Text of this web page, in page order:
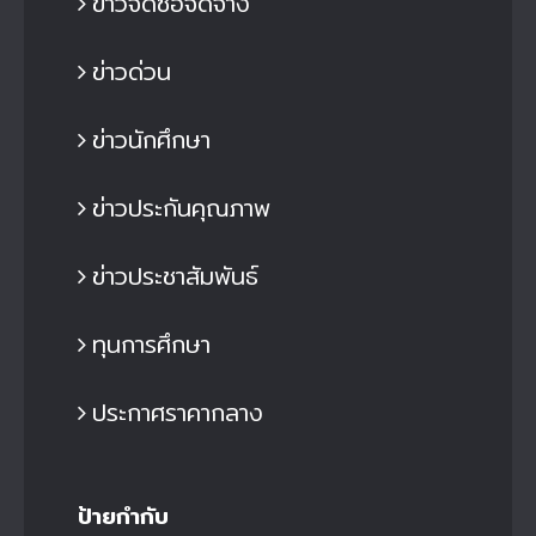
ข่าวด่วน
ข่าวนักศึกษา
ข่าวประกันคุณภาพ
ข่าวประชาสัมพันธ์
ทุนการศึกษา
ประกาศราคากลาง
ป้ายกำกับ